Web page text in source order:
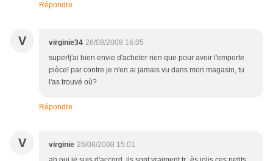
Répondre
V virginie34 26/08/2008 16:05
super!j'ai bien envie d'acheter rien que pour avoir l'emporte
pièce! par contre je n'en ai jamais vu dans mon magasin, tu
l'as trouvé où?
Répondre
V virginie 26/08/2008 15:01